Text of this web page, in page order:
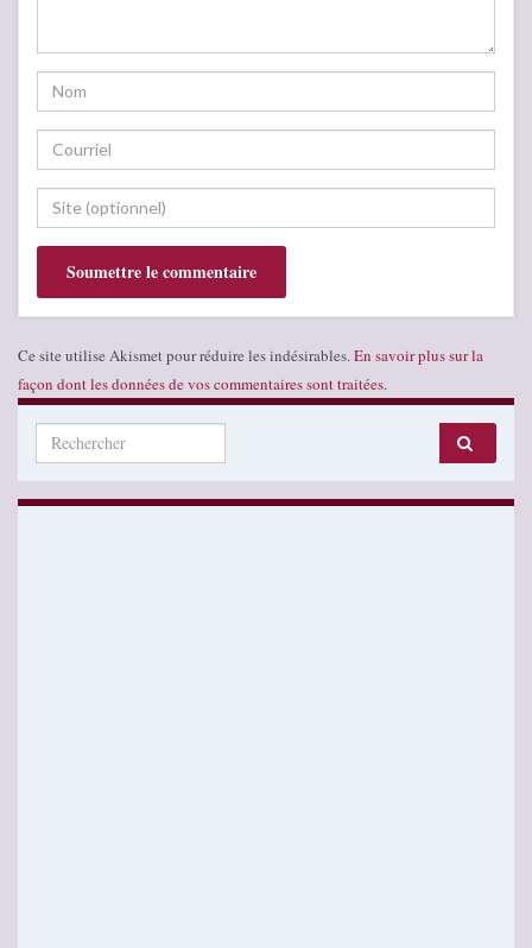
Ce site utilise Akismet pour réduire les indésirables. En savoir plus sur la
façon dont les données de vos commentaires sont traitées.
Search for: